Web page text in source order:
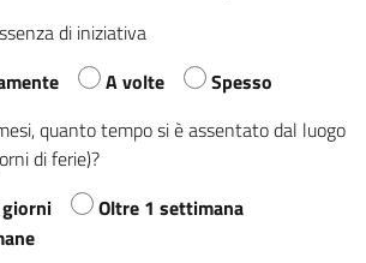
di iniziativa
A volte
Spesso
quanto tempo si è assentato dal luogo
di ferie)?
Oltre 1 settimana